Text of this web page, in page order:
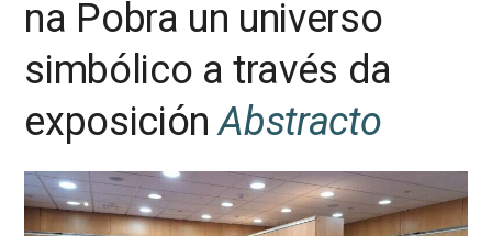
na Pobra un universo
simbólico a través da
exposiciónAbstracto